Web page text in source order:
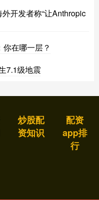
开发者称“让Anthropic
你在哪一层？
7.1级地震
炒股配
资知识
配资
app排
行